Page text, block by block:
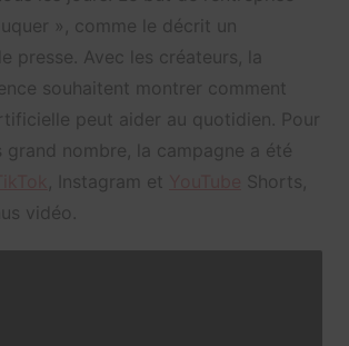
», comme le décrit un
presse. Avec les créateurs, la
souhaitent montrer comment
peut aider au quotidien. Pour
grand nombre, la campagne a été
, Instagram et
Shorts,
vidéo.